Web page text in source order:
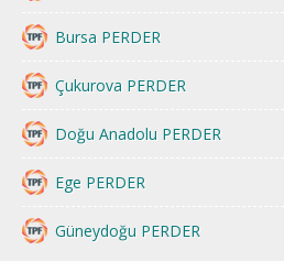
Bursa PERDER
Çukurova PERDER
Doğu Anadolu PERDER
Ege PERDER
Güneydoğu PERDER